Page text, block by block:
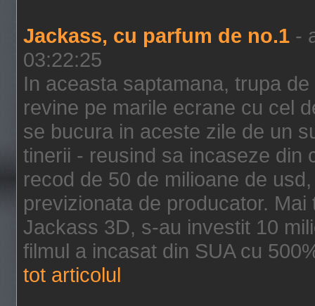
Jackass, cu parfum de no.1 -
03:22:25
In aceasta saptamana, trupa
revine pe marile ecrane cu cel
se bucura in aceste zile de un
tinerii - reusind sa incaseze din
recod de 50 de milioane de
previzionata de producator.
Jackass 3D, s-au investit 10
filmul a incasat din SUA cu
tot articolul